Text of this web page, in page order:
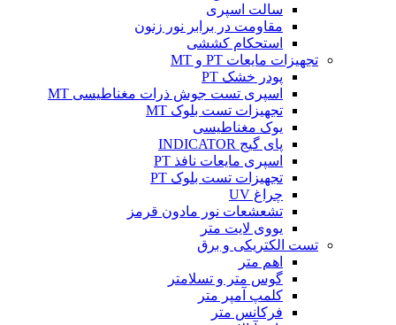
سالت اسپری
مقاومت در برابر نور زنون
استحکام کششی
تجهیزات مایعات PT و MT
پودر خشک PT
اسپری تست جوش ذرات مغناطیسی MT
تجهیزات تست بلوک MT
یوک مغناطیسی
پای گیج INDICATOR
اسپری مایعات نافذ PT
تجهیزات تست بلوک PT
چراغ UV
تشعشعات نور مادون قرمز
یووی لایت متر
تست الکتریکی و برق
اهم متر
گوس متر و تسلامتر
کلمپ آمپر متر
فرکانس متر